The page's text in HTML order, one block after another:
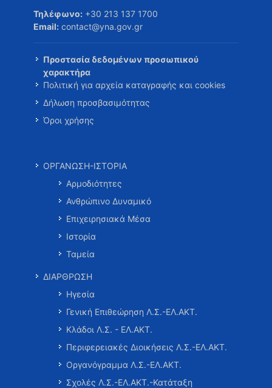
Τηλέφωνο: +30 213 137 1700
Email: contact@yna.gov.gr
Προστασία δεδομένων προσωπικού
χαρακτήρα
Πολιτική για αρχεία καταγραφής και cookies
Δήλωση προσβασιμότητας
Όροι χρήσης
ΟΡΓΑΝΩΣΗ-ΙΣΤΟΡΙΑ
Αρμοδιότητες
Ανθρώπινο Δυναμικό
Επιχειρησιακά Μέσα
Ιστορία
Ταμεία
ΔΙΑΡΘΡΩΣΗ
Ηγεσία
Γενική Επιθεώρηση Λ.Σ.-ΕΛ.ΑΚΤ.
Κλάδοι Λ.Σ. - ΕΛ.ΑΚΤ.
Περιφερειακές Διοικήσεις Λ.Σ.-ΕΛ.ΑΚΤ.
Οργανόγραμμα Λ.Σ.-ΕΛ.ΑΚΤ.
Σχολές Λ.Σ.-ΕΛ.ΑΚΤ.-Κατάταξη